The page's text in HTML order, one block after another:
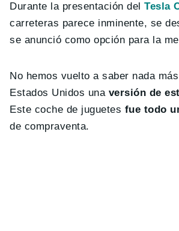
Durante la presentación delTesla
carreteras parece inminente, se
se anunció como opción para la
No hemos vuelto a saber nada
Estados Unidos una versión de
Este coche de juguetes fue todo
de compraventa.